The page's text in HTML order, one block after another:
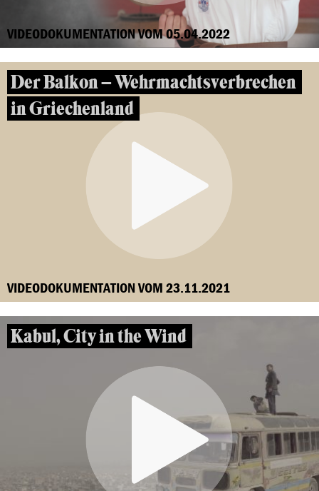
VIDEODOKUMENTATION VOM 05.04.2022
Der Balkon – Wehrmachtsverbrechen
in Griechenland
VIDEODOKUMENTATION VOM 23.11.2021
Kabul, City in the Wind